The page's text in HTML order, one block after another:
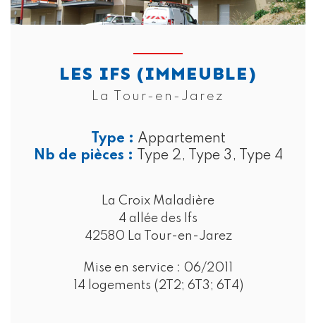
LES IFS (IMMEUBLE)
La Tour-en-Jarez
Type : Appartement
Nb de pièces :
Type 2, Type 3, Type 4
La Croix Maladière
4 allée des Ifs
42580 La Tour-en-Jarez
Mise en service : 06/2011
14 logements (2T2; 6T3; 6T4)